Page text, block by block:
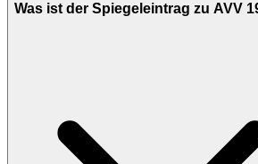
Was ist der Spiegeleintrag zu AVV